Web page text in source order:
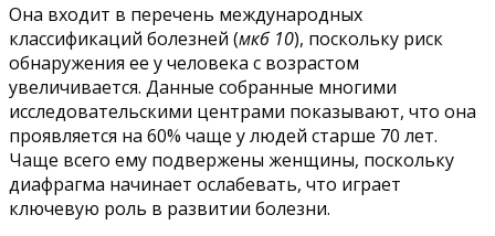
Она входит в перечень международных
классификаций болезней (мкб 10), поскольку риск
обнаружения ее у человека с возрастом
увеличивается. Данные собранные многими
исследовательскими центрами показывают, что она
проявляется на 60% чаще у людей старше 70 лет.
Чаще всего ему подвержены женщины, поскольку
диафрагма начинает ослабевать, что играет
ключевую роль в развитии болезни.